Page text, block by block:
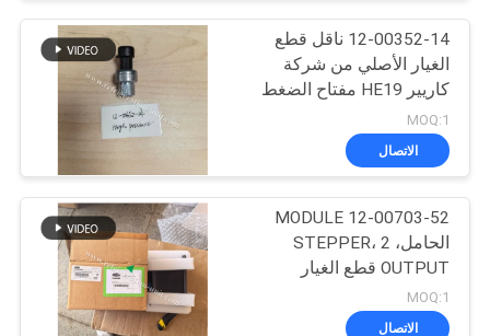
اتصل
أخبار
القضايا
خريطة
وحدات التبريد الناقل
60
339
12-00352-14 ناقل قطع
الغيار الأصلي من شركة
كاريير HE19 مفتاح الضغط
1800 / 1850 / 1950 /
MOQ:1
الاتصال
12-00703-52 MODULE
الحامل، STEPPER، 2
OUTPUT قطع الغيار
وحدة تبريد العربة He19
MOQ:1
الاتصال